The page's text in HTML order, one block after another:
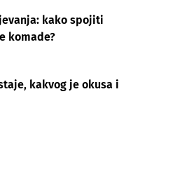
kako spojiti
komade?
kakvog je okusa i